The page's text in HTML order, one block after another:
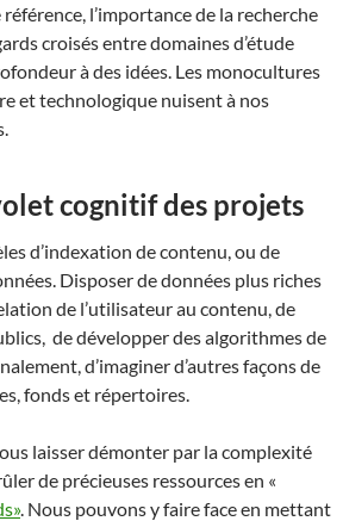
référence, l’importance de la recherche
croisés entre domaines d’étude
à des idées. Les monocultures
et technologique nuisent à nos
cognitif des projets
d’indexation de contenu, ou de
Disposer de données plus riches
de l’utilisateur au contenu, de
de développer des algorithmes de
d’imaginer d’autres façons de
fonds et répertoires.
laisser démonter par la complexité
de précieuses ressources en «
. Nous pouvons y faire face en mettant